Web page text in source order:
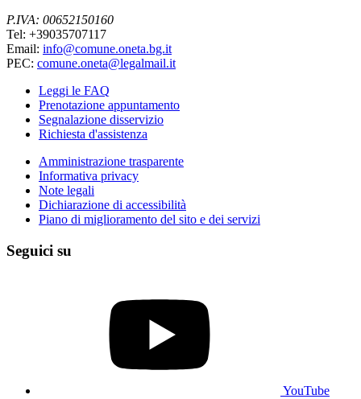
P.IVA: 00652150160
Tel: +39035707117
Email: info@comune.oneta.bg.it
PEC: comune.oneta@legalmail.it
Leggi le FAQ
Prenotazione appuntamento
Segnalazione disservizio
Richiesta d'assistenza
Amministrazione trasparente
Informativa privacy
Note legali
Dichiarazione di accessibilità
Piano di miglioramento del sito e dei servizi
Seguici su
YouTube